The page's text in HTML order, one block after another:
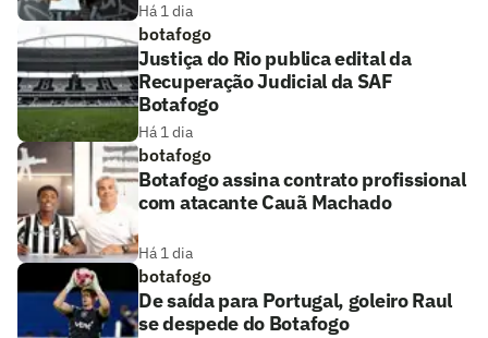
Há 1 dia
botafogo
Justiça do Rio publica edital da
Recuperação Judicial da SAF
Botafogo
Há 1 dia
botafogo
Botafogo assina contrato profissional
com atacante Cauã Machado
Há 1 dia
botafogo
De saída para Portugal, goleiro Raul
se despede do Botafogo